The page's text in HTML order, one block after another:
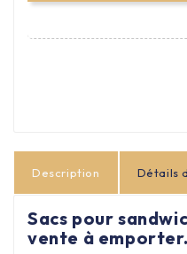
Description Détails
Sacs pour
vente à emporter.